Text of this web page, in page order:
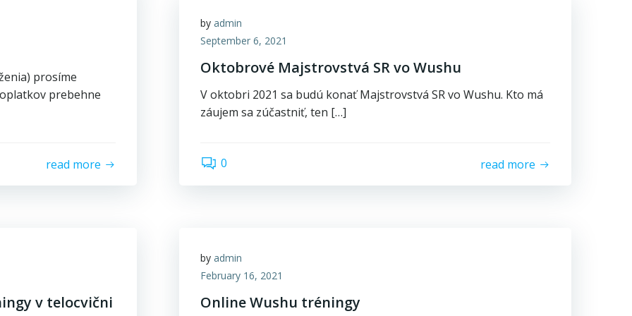
prosíme
prebehne
read more
by admin
September 6, 2021
Oktobrové Majstrovstvá SR vo Wushu
V oktobri 2021 sa budú konať Majstrovstvá SR vo Wushu. Kto má
záujem sa zúčastniť, ten […]
0 read more
v telocvični
by admin
February 16, 2021
Online Wushu tréningy